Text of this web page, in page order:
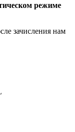
режиме
зачисления нам